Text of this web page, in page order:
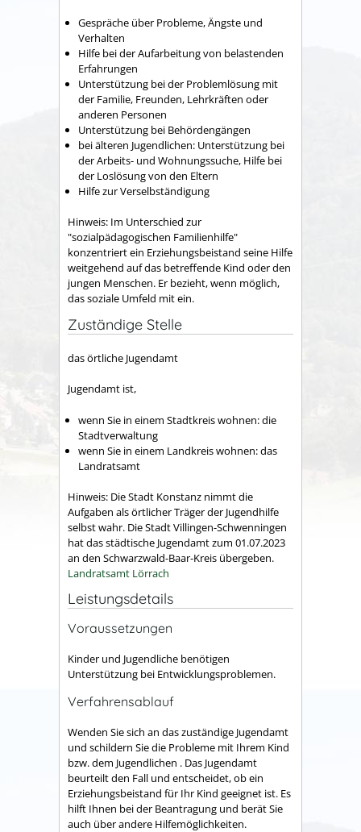
Gespräche über Probleme, Ängste und
Verhalten
Hilfe bei der Aufarbeitung von belastenden
Erfahrungen
Unterstützung bei der Problemlösung mit
der Familie, Freunden, Lehrkräften oder
anderen Personen
Unterstützung bei Behördengängen
bei älteren Jugendlichen: Unterstützung bei
der Arbeits- und Wohnungssuche, Hilfe bei
der Loslösung von den Eltern
Hilfe zur Verselbständigung
Hinweis: Im Unterschied zur
"sozialpädagogischen Familienhilfe"
konzentriert ein Erziehungsbeistand seine Hilfe
weitgehend auf das betreffende Kind oder den
jungen Menschen. Er bezieht, wenn möglich,
das soziale Umfeld mit ein.
Zuständige Stelle
das örtliche Jugendamt
Jugendamt ist,
wenn Sie in einem Stadtkreis wohnen: die
Stadtverwaltung
wenn Sie in einem Landkreis wohnen: das
Landratsamt
Hinweis: Die Stadt Konstanz nimmt die
Aufgaben als örtlicher Träger der Jugendhilfe
selbst wahr. Die Stadt Villingen-Schwenningen
hat das städtische Jugendamt zum 01.07.2023
an den Schwarzwald-Baar-Kreis übergeben.
Landratsamt Lörrach
Leistungsdetails
Voraussetzungen
Kinder und Jugendliche benötigen
Unterstützung bei Entwicklungsproblemen.
Verfahrensablauf
Wenden Sie sich an das zuständige Jugendamt
und schildern Sie die Probleme mit Ihrem Kind
bzw. dem Jugendlichen . Das Jugendamt
beurteilt den Fall und entscheidet, ob ein
Erziehungsbeistand für Ihr Kind geeignet ist. Es
hilft Ihnen bei der Beantragung und berät Sie
auch über andere Hilfemöglichkeiten.